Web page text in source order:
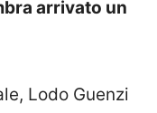
arrivato un
Lodo Guenzi